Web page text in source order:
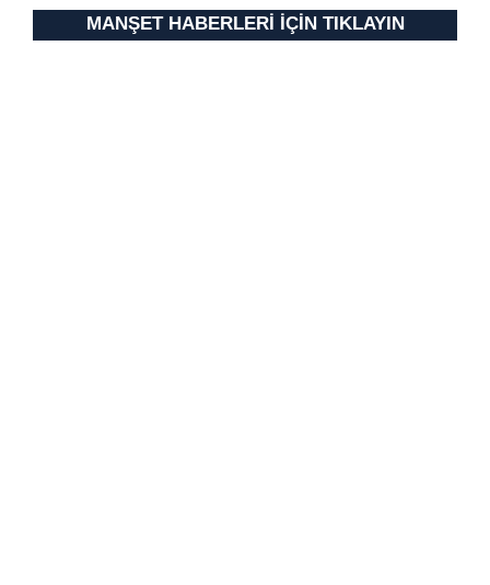
kullanılmaktadır. Bu çerezler vasıtasıyla çeşitli kişisel
verileriniz işlenmekte olup gerekli olan çerezler bilgi
MANŞET HABERLERİ İÇİN TIKLAYIN